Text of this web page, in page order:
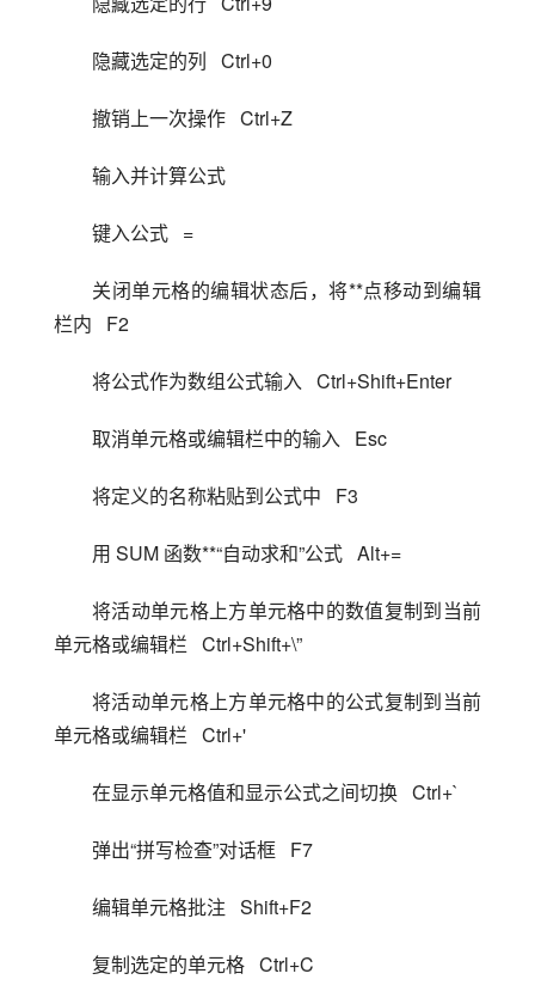
隐藏选定的列   Ctrl+0
撤销上一次操作   Ctrl+Z
输入并计算公式
键入公式   =
关闭单元格的编辑状态后，将**点移动到编辑
栏内   F2
将公式作为数组公式输入   Ctrl+Shift+Enter
取消单元格或编辑栏中的输入   Esc
将定义的名称粘贴到公式中   F3
用 SUM 函数**“自动求和”公式   Alt+=
将活动单元格上方单元格中的数值复制到当前
单元格或编辑栏   Ctrl+Shift+\”
将活动单元格上方单元格中的公式复制到当前
单元格或编辑栏   Ctrl+'
在显示单元格值和显示公式之间切换   Ctrl+`
弹出“拼写检查”对话框   F7
编辑单元格批注   Shift+F2
复制选定的单元格   Ctrl+C